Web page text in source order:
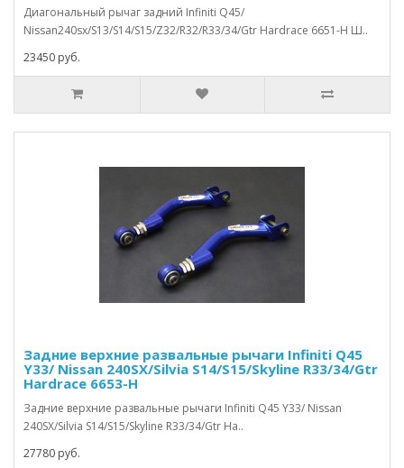
Диагональный рычаг задний Infiniti Q45/
Nissan240sx/S13/S14/S15/Z32/R32/R33/34/Gtr Hardrace 6651-H Ш..
23450 руб.
Задние верхние развальные рычаги Infiniti Q45
Y33/ Nissan 240SX/Silvia S14/S15/Skyline R33/34/Gtr
Hardrace 6653-H
Задние верхние развальные рычаги Infiniti Q45 Y33/ Nissan
240SX/Silvia S14/S15/Skyline R33/34/Gtr Ha..
27780 руб.